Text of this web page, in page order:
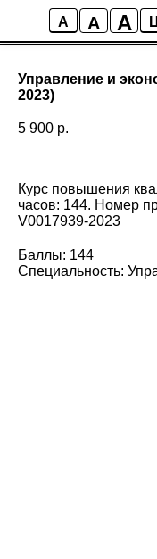
A A A
Управление и
2023)
5 900 р.
Курс повышения
часов: 144. Номер
V0017939-2023
Баллы: 144
Специальность: